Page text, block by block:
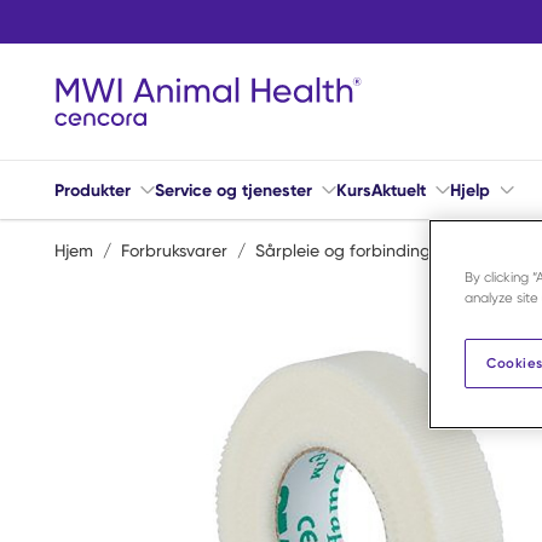
Produkter Service og tjenester KursAktuelt Hjelp
Hjem / Forbruksvarer / Sårpleie og forbindingsmateriell
By clicking
analyze site